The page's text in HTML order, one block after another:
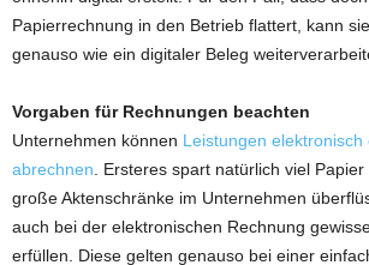
Papierrechnung in den Betrieb flattert, kann
genauso wie ein digitaler Beleg
Vorgaben für Rechnungen beachten
Unternehmen können Leistungen
abrechnen . Ersteres spart natürlich viel
große Aktenschränke im Unternehmen
auch bei der elektronischen Rechnung
erfüllen. Diese gelten genauso bei einer